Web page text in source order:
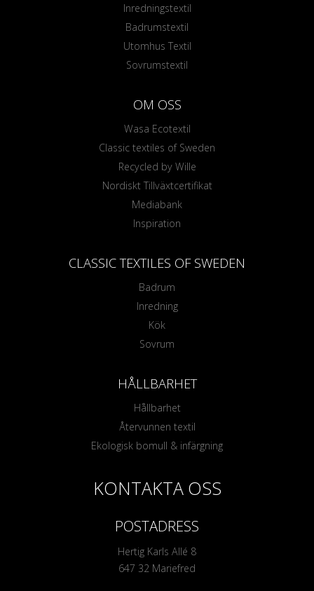
Inredningstextil
Badrumstextil
Utomhus Textil
Sovrumstextil
OM OSS
Wasa Ecotextil
Classic textiles of Sweden
Recycled by Wille
Nordiskt Tillväxtcertifikat
Mediabank
Inspiration
CLASSIC TEXTILES OF SWEDEN
Badrum
Inredning
Kök
Sovrum
HÅLLBARHET
Hållbarhet
Återvunnen textil
Ekologisk bomull & infärgning
KONTAKTA OSS
POSTADRESS
Hertig Karls Allé 8
647 32 Mariefred